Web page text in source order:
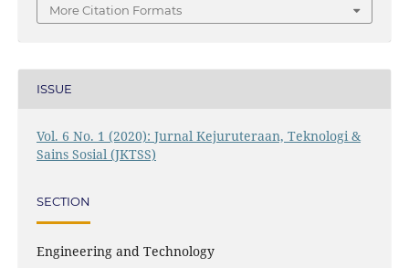
More Citation Formats
ISSUE
Vol. 6 No. 1 (2020): Jurnal Kejuruteraan, Teknologi &
Sains Sosial (JKTSS)
SECTION
Engineering and Technology